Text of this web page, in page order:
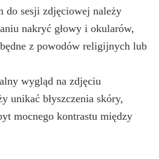
do sesji zdjęciowej należy
nakryć głowy i okularów,
z powodów religijnych lub
wygląd na zdjęciu
unikać błyszczenia skóry,
mocnego kontrastu między